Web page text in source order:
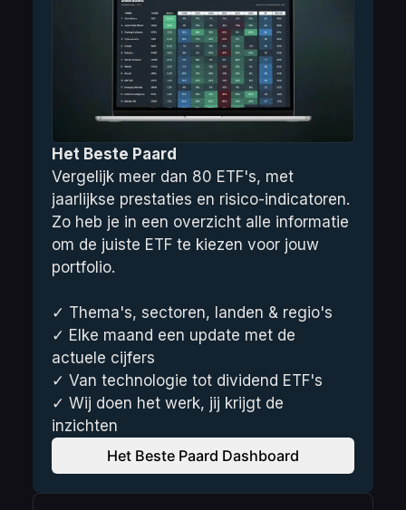
Het Beste Paard
Vergelijk meer dan 80 ETF's, met
jaarlijkse prestaties en risico-indicatoren.
Zo heb je in een overzicht alle informatie
om de juiste ETF te kiezen voor jouw
portfolio.
✓ Thema's, sectoren, landen & regio's
✓ Elke maand een update met de
actuele cijfers
✓ Van technologie tot dividend ETF's
✓ Wij doen het werk, jij krijgt de
inzichten
Het Beste Paard Dashboard